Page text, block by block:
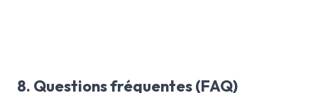
8. Questions fréquentes (FAQ)